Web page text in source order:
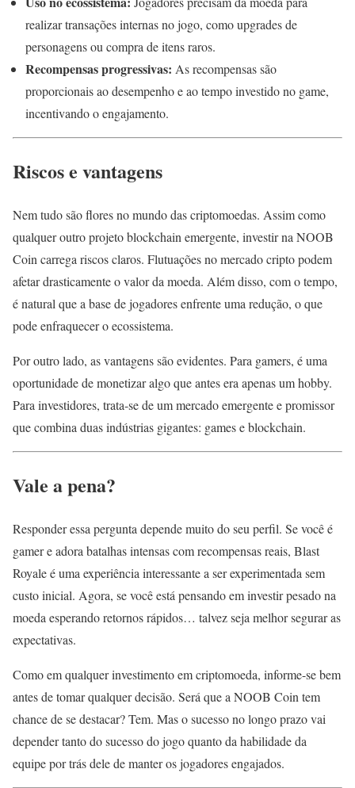
realizar transações internas no jogo, como upgrades de
personagens ou compra de itens raros.
Recompensas progressivas: As recompensas são
proporcionais ao desempenho e ao tempo investido no game,
incentivando o engajamento.
Riscos e vantagens
Nem tudo são flores no mundo das criptomoedas. Assim como
qualquer outro projeto blockchain emergente, investir na NOOB
Coin carrega riscos claros. Flutuações no mercado cripto podem
afetar drasticamente o valor da moeda. Além disso, com o tempo,
é natural que a base de jogadores enfrente uma redução, o que
pode enfraquecer o ecossistema.
Por outro lado, as vantagens são evidentes. Para gamers, é uma
oportunidade de monetizar algo que antes era apenas um hobby.
Para investidores, trata-se de um mercado emergente e promissor
que combina duas indústrias gigantes: games e blockchain.
Vale a pena?
Responder essa pergunta depende muito do seu perfil. Se você é
gamer e adora batalhas intensas com recompensas reais, Blast
Royale é uma experiência interessante a ser experimentada sem
custo inicial. Agora, se você está pensando em investir pesado na
moeda esperando retornos rápidos… talvez seja melhor segurar as
expectativas.
Como em qualquer investimento em criptomoeda, informe-se bem
antes de tomar qualquer decisão. Será que a NOOB Coin tem
chance de se destacar? Tem. Mas o sucesso no longo prazo vai
depender tanto do sucesso do jogo quanto da habilidade da
equipe por trás dele de manter os jogadores engajados.